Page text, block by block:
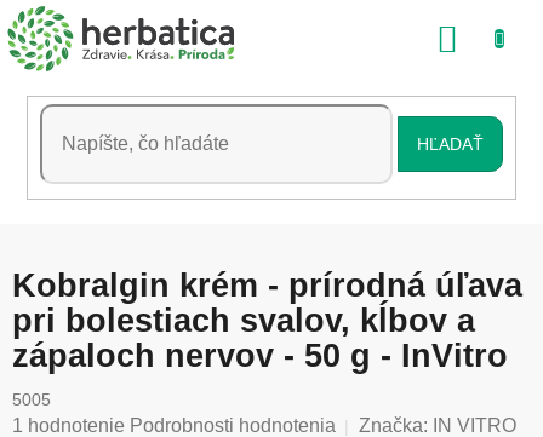
Prejsť
na
obsah
HĽADAŤ
Kobralgin krém - prírodná úľava
pri bolestiach svalov, kĺbov a
zápaloch nervov - 50 g - InVitro
5005
Priemerné
1 hodnotenie Podrobnosti hodnotenia Značka: IN VITRO